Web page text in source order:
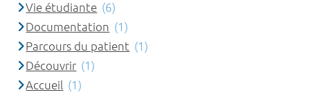
Vie étudiante (6)
Documentation (1)
Parcours du patient (1)
Découvrir (1)
Accueil (1)